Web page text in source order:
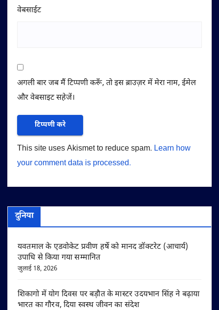
वेबसाईट
अगली बार जब मैं टिप्पणी करूँ, तो इस ब्राउज़र में मेरा नाम, ईमेल
और वेबसाइट सहेजें।
This site uses Akismet to reduce spam. Learn how
your comment data is processed.
दुनिया
यवतमाल के एडवोकेट प्रवीण हर्षे को मानद डॉक्टरेट (आचार्य)
उपाधि से किया गया सम्मानित
जुलाई 18, 2026
शिकागो में योग दिवस पर बड़ौत के मास्टर उदयभान सिंह ने बढ़ाया
भारत का गौरव, दिया स्वस्थ जीवन का संदेश